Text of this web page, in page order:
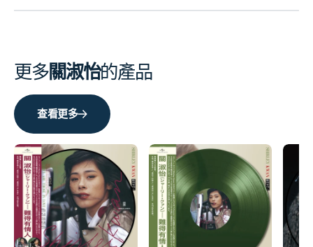
更多關淑怡的產品
查看更多